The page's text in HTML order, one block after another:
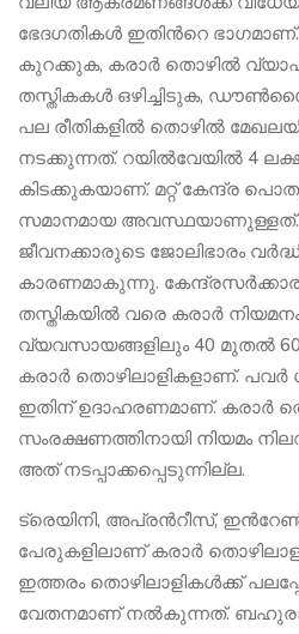
ഭേദഗതികൾ ഇതിന്‍റെ
കുറക്കുക, കരാ‌ർ തൊഴിൽ
തസ്തികകൾ ഒഴിച്ചിടുക,
പല രീതികളിൽ തൊഴിൽ
നടക്കുന്നത്. റയിൽവേയിൽ 4
കിടക്കുകയാണ്. മറ്റ് കേന്ദ്ര
സമാനമായ അവസ്ഥയാണുള്ളത്.
ജീവനക്കാരുടെ ജോലിഭാരം
കാരണമാകുന്നു.
തസ്തികയിൽ വരെ കരാർ
വ്യവസായങ്ങളിലും 40 മുതൽ
കരാർ തൊഴിലാളികളാണ്.
ഇതിന് ഉദാഹരണമാണ്. കരാർ
സംരക്ഷണത്തിനായി നിയമം
അത് നടപ്പാക്കപ്പെടുന്നില്ല.
ട്രെയിനി, അപ്രന്‍റീസ്,
പേരുകളിലാണ് കരാർ
ഇത്തരം തൊഴിലാളികൾക്ക്
വേതനമാണ് നൽകുന്നത്.